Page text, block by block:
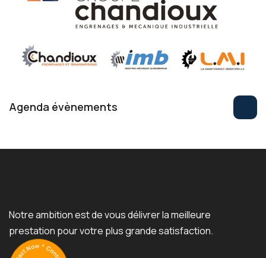
Agenda évènements
Notre ambition est de vous délivrer la meilleure
prestation pour votre plus grande satisfaction.